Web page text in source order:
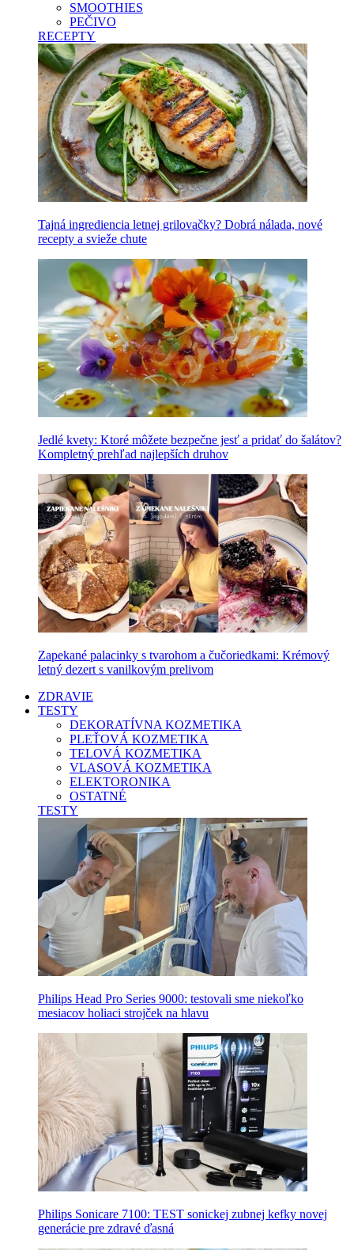
SMOOTHIES
PEČIVO
RECEPTY
Tajná ingrediencia letnej grilovačky? Dobrá nálada, nové
recepty a svieže chute
Jedlé kvety: Ktoré môžete bezpečne jesť a pridať do šalátov?
Kompletný prehľad najlepších druhov
Zapekané palacinky s tvarohom a čučoriedkami: Krémový
letný dezert s vanilkovým prelivom
ZDRAVIE
TESTY
DEKORATÍVNA KOZMETIKA
PLEŤOVÁ KOZMETIKA
TELOVÁ KOZMETIKA
VLASOVÁ KOZMETIKA
ELEKTORONIKA
OSTATNÉ
TESTY
Philips Head Pro Series 9000: testovali sme niekoľko
mesiacov holiaci strojček na hlavu
Philips Sonicare 7100: TEST sonickej zubnej kefky novej
generácie pre zdravé ďasná